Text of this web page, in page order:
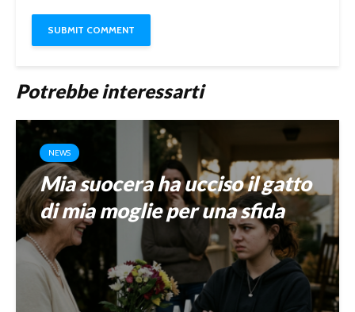
Potrebbe interessarti
NEWS
Mia suocera ha ucciso il gatto
di mia moglie per una sfida